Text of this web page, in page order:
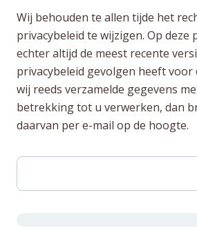
Wij behouden te allen tijde het
privacybeleid te wijzigen. Op deze
echter altijd de meest recente
privacybeleid gevolgen heeft voor
wij reeds verzamelde gegevens
betrekking tot u verwerken, dan
daarvan per e-mail op de hoogte.